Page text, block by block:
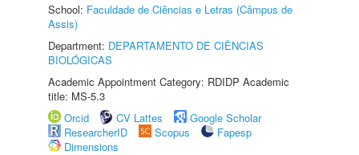
School: Faculdade de Ciências e Letras (Câmpus de
Assis)
Department: DEPARTAMENTO DE CIÊNCIAS
BIOLÓGICAS
Academic Appointment Category: RDIDP Academic
title: MS-5.3
Orcid
CV Lattes
Google Scholar
ResearcherID
Scopus
Fapesp
Dimensions